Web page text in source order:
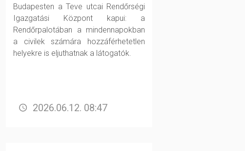
Budapesten a Teve utcai Rendőrségi
Igazgatási Központ kapui: a
Rendőrpalotában a mindennapokban
a civilek számára hozzáférhetetlen
helyekre is eljuthatnak a látogatók.
2026.06.12. 08:47